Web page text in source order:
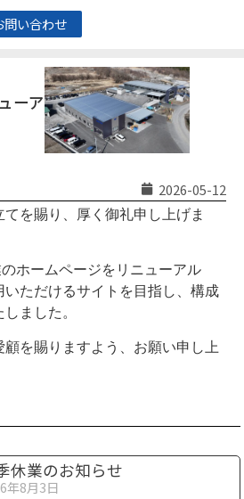
問い合わせ
ーア
2026-05-12
を賜り、厚く御礼申し上げま
ホームページをリニューアル
いただけるサイトを目指し、構成
ました。
を賜りますよう、お願い申し上
休業のお知らせ
年8月3日